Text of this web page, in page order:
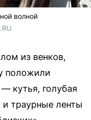
волной
из венков,
положили
кутья, голубая
траурные ленты